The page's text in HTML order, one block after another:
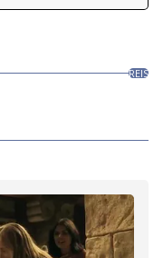
REIS